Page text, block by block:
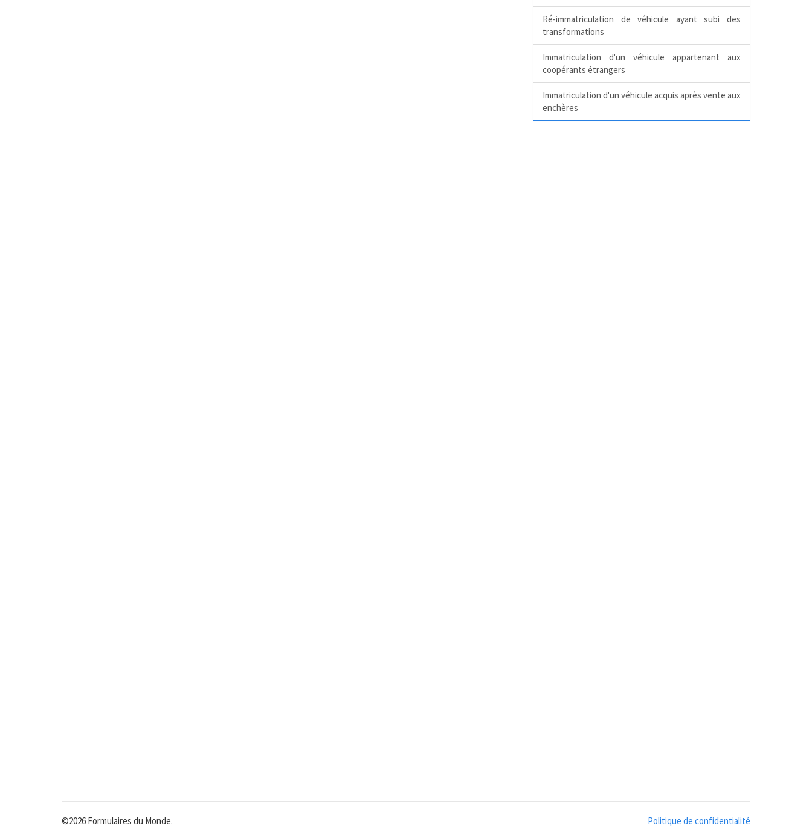
Ré-immatriculation de véhicule ayant subi des
transformations
Immatriculation d'un véhicule appartenant aux
coopérants étrangers
Immatriculation d'un véhicule acquis après vente aux
enchères
©2026 Formulaires du Monde. Politique de confidentialité